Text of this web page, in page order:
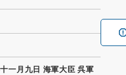
一月九日 海軍大臣 呉軍